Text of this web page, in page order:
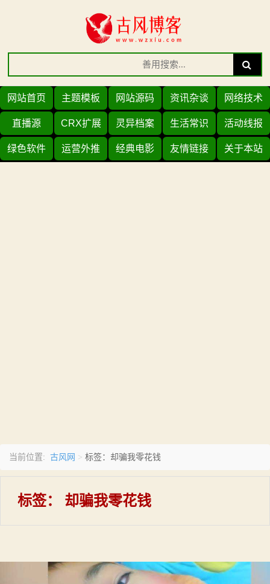
Search
for:
Search
网站首页 主题模板 网站源码 资讯杂谈 网络技术
直播源 CRX扩展 灵异档案 生活常识 活动线报
绿色软件 运营外推 经典电影 友情链接 关于本站
当前位置: 古风网 > 标签：却骗我零花钱
标签： 却骗我零花钱